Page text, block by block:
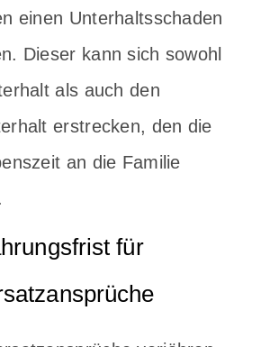
einen Unterhaltsschaden
Dieser kann sich sowohl
als auch den
erstrecken, den die
an die Familie
für